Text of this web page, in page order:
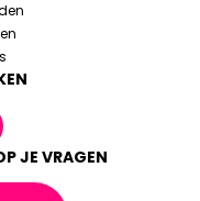
JE VRAGEN